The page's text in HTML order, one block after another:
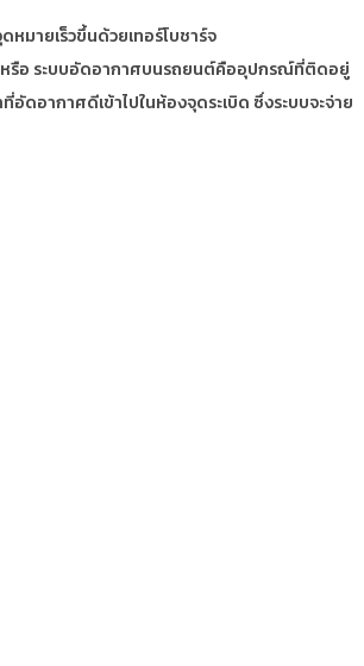
หมายเร็วขึ้นด้วยเทอร์โบชาร์จ
หรือ ระบบอัดอากาศบนรถยนต์คืออุปกรณ์ที่ติดอยู่
ดอากาศดีเข้าไปในห้องจุดระเบิด ซึ่งระบบจะจ่าย